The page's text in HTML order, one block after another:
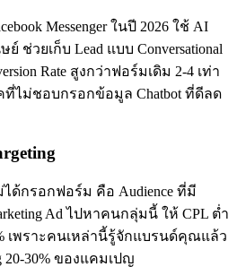
Messenger ในปี 2026 ใช้ AI
ช่วยเก็บ Lead แบบ Conversational
Rate สูงกว่าฟอร์มเดิม 2-4 เท่า
ไม่ชอบกรอกข้อมูล Chatbot ที่ดีลด
ด้กรอกฟอร์ม คือ Audience ที่มี
Ad ไปหาคนกลุ่มนี้ ให้ CPL ต่ำ
เพราะคนเหล่านี้รู้จักแบรนด์คุณแล้ว
20-30% ของแคมเปญ